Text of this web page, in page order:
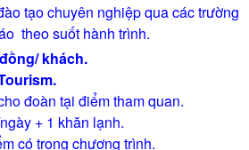
tạo chuyên nghiệp qua các trường
theo suốt hành trình.
khách.
đoàn tại điểm tham quan.
+ 1 khăn lạnh.
có trong chương trình.